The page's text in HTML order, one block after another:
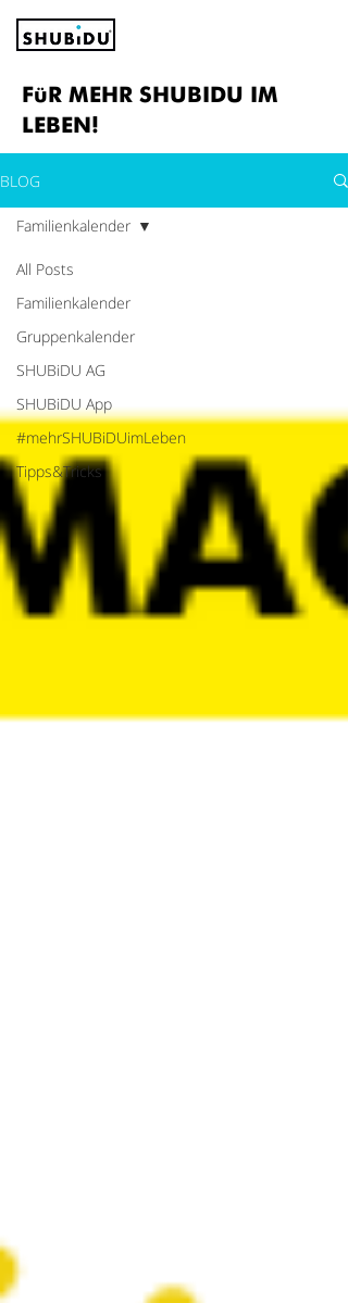
FüR MEHR SHUBIDU IM
LEBEN!
BLOG
All Posts
Familienkalender
Gruppenkalender
SHUBiDU AG
SHUBiDU App
#mehrSHUBiDUimLeben
Tipps&Tricks
Familienkalender